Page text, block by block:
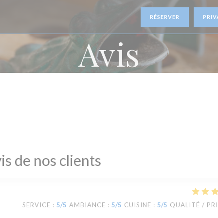
RÉSERVER
Avis
de nos clients
SERVICE : 5/5 AMBIANCE : 5/5 CUISINE : 5/5 QUALITÉ /